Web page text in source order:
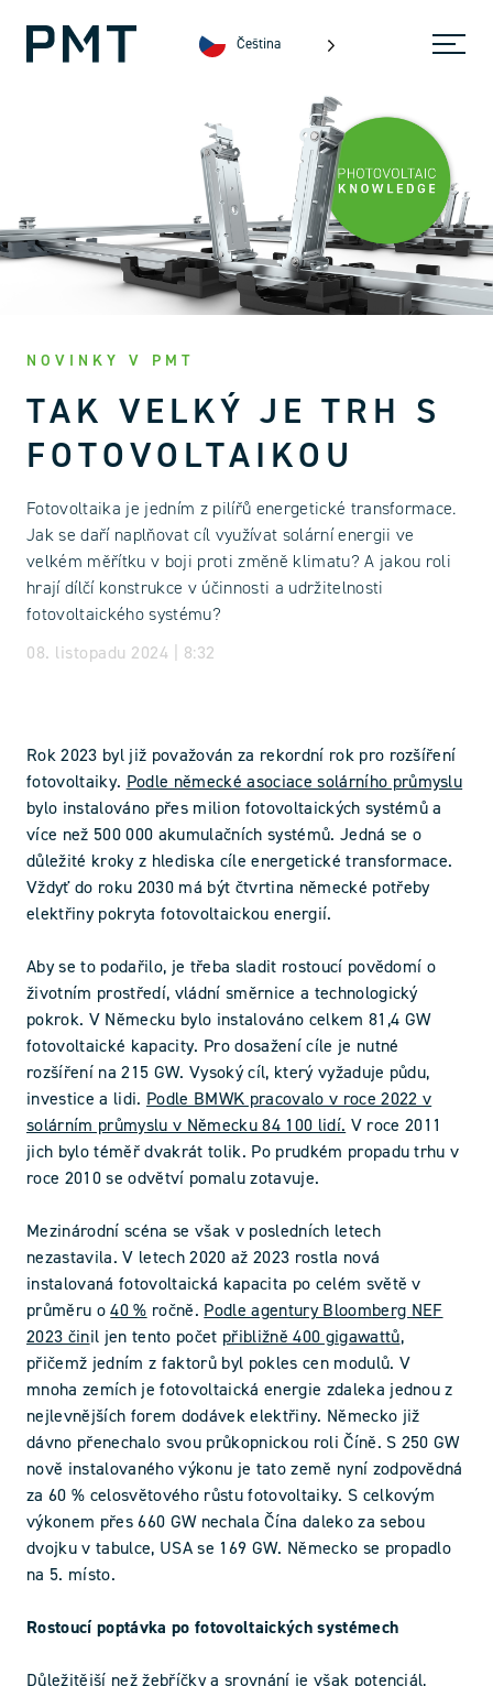
Čeština
NOVINKY V PMT
TAK VELKÝ JE TRH S
FOTOVOLTAIKOU
Fotovoltaika je jedním z pilířů energetické transformace.
Jak se daří naplňovat cíl využívat solární energii ve
velkém měřítku v boji proti změně klimatu? A jakou roli
hrají dílčí konstrukce v účinnosti a udržitelnosti
fotovoltaického systému?
08. listopadu 2024 | 8:32
Rok 2023 byl již považován za rekordní rok pro rozšíření
fotovoltaiky. Podle německé asociace solárního průmyslu
bylo instalováno přes milion fotovoltaických systémů a
více než 500 000 akumulačních systémů. Jedná se o
důležité kroky z hlediska cíle energetické transformace.
Vždyť do roku 2030 má být čtvrtina německé potřeby
elektřiny pokryta fotovoltaickou energií.
Aby se to podařilo, je třeba sladit rostoucí povědomí o
životním prostředí, vládní směrnice a technologický
pokrok. V Německu bylo instalováno celkem 81,4 GW
fotovoltaické kapacity. Pro dosažení cíle je nutné
rozšíření na 215 GW. Vysoký cíl, který vyžaduje půdu,
investice a lidi. Podle BMWK pracovalo v roce 2022 v
solárním průmyslu v Německu 84 100 lidí. V roce 2011
jich bylo téměř dvakrát tolik. Po prudkém propadu trhu v
roce 2010 se odvětví pomalu zotavuje.
Mezinárodní scéna se však v posledních letech
nezastavila. V letech 2020 až 2023 rostla nová
instalovaná fotovoltaická kapacita po celém světě v
průměru o40 % ročně. Podle agentury Bloomberg NEF
2023 činil jen tento počet přibližně 400 gigawattů,
přičemž jedním z faktorů byl pokles cen modulů. V
mnoha zemích je fotovoltaická energie zdaleka jednou z
nejlevnějších forem dodávek elektřiny. Německo již
dávno přenechalo svou průkopnickou roli Číně. S 250 GW
nově instalovaného výkonu je tato země nyní zodpovědná
za 60 % celosvětového růstu fotovoltaiky. S celkovým
výkonem přes 660 GW nechala Čína daleko za sebou
dvojku v tabulce, USA se 169 GW. Německo se propadlo
na 5. místo.
Rostoucí poptávka po fotovoltaických systémech
Důležitější než žebříčky a srovnání je však potenciál,